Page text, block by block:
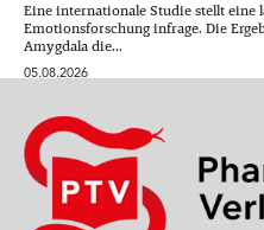
Eine internationale Studie stellt eine
Emotionsforschung infrage. Die
Amygdala die...
05.08.2026